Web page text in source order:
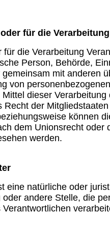
für die
für die Verarbeitung
Person, Behörde,
mit anderen
von
dieser Verarbeitung
Recht der
können
dem Unionsrecht oder
werden.
eine natürliche oder
andere Stelle, die